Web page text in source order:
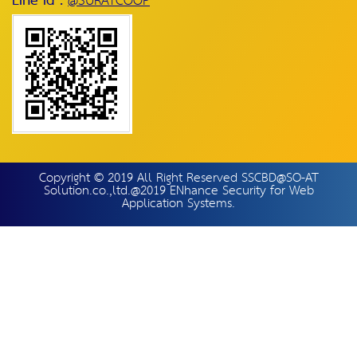
Copyright © 2019 All Right Reserved SSCBD@SO-AT
Solution.co.,ltd.@2019 ENhance Security for Web
Application Systems.